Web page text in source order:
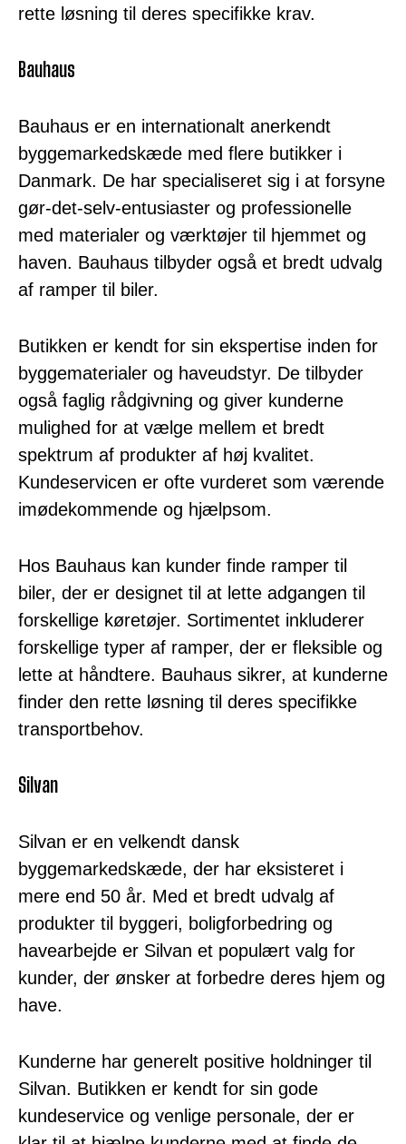
rette løsning til deres specifikke krav.
Bauhaus
Bauhaus er en internationalt anerkendt
byggemarkedskæde med flere butikker i
Danmark. De har specialiseret sig i at forsyne
gør-det-selv-entusiaster og professionelle
med materialer og værktøjer til hjemmet og
haven. Bauhaus tilbyder også et bredt udvalg
af ramper til biler.
Butikken er kendt for sin ekspertise inden for
byggematerialer og haveudstyr. De tilbyder
også faglig rådgivning og giver kunderne
mulighed for at vælge mellem et bredt
spektrum af produkter af høj kvalitet.
Kundeservicen er ofte vurderet som værende
imødekommende og hjælpsom.
Hos Bauhaus kan kunder finde ramper til
biler, der er designet til at lette adgangen til
forskellige køretøjer. Sortimentet inkluderer
forskellige typer af ramper, der er fleksible og
lette at håndtere. Bauhaus sikrer, at kunderne
finder den rette løsning til deres specifikke
transportbehov.
Silvan
Silvan er en velkendt dansk
byggemarkedskæde, der har eksisteret i
mere end 50 år. Med et bredt udvalg af
produkter til byggeri, boligforbedring og
havearbejde er Silvan et populært valg for
kunder, der ønsker at forbedre deres hjem og
have.
Kunderne har generelt positive holdninger til
Silvan. Butikken er kendt for sin gode
kundeservice og venlige personale, der er